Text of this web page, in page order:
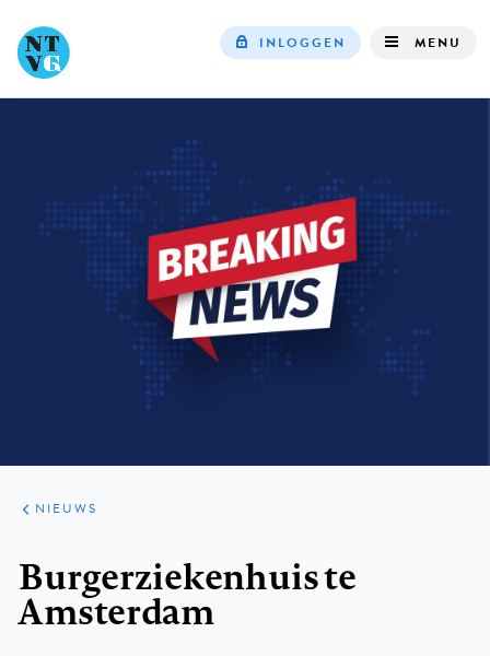
INLOGGEN MENU
ARTIKELEN
HET
KORT
NIEUWS
Burgerziekenhuis te
Amsterdam